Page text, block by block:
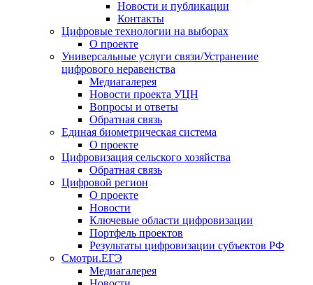
Новости и публикации
Контакты
Цифровые технологии на выборах
О проекте
Универсальные услуги связи/Устранение
цифрового неравенства
Медиагалерея
Новости проекта УЦН
Вопросы и ответы
Обратная связь
Единая биометрическая система
О проекте
Цифровизация сельского хозяйства
Обратная связь
Цифровой регион
О проекте
Новости
Ключевые области цифровизации
Портфель проектов
Результаты цифровизации субъектов РФ
Смотри.ЕГЭ
Медиагалерея